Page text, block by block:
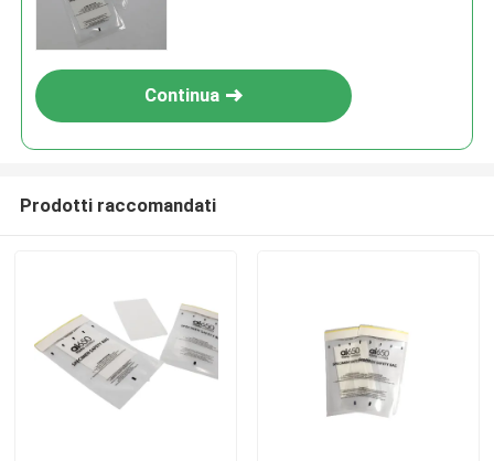
Continua
Prodotti raccomandati